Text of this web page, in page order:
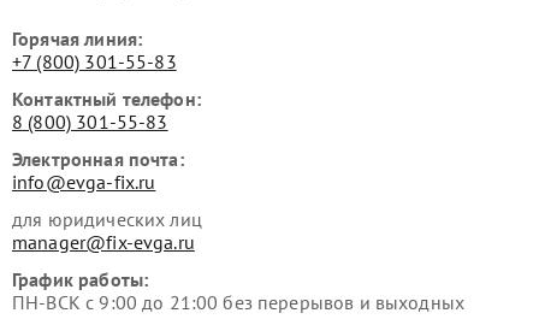
Горячая линия:
+7 (800) 301-55-83
Контактный телефон:
8 (800) 301-55-83
Электронная почта:
info@evga-fix.ru
для юридических лиц
manager@fix-evga.ru
График работы:
ПН-ВСК с 9:00 до 21:00 без перерывов и выходных